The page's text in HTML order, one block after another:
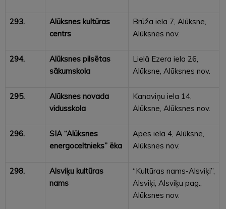
293.
Alūksnes kultūras
centrs
Brūža iela 7, Alūksne,
Alūksnes nov.
294.
Alūksnes pilsētas
sākumskola
Lielā Ezera iela 26,
Alūksne, Alūksnes nov.
295.
Alūksnes novada
vidusskola
Kanaviņu iela 14,
Alūksne, Alūksnes nov.
296.
SIA “Alūksnes
energoceltnieks” ēka
Apes iela 4, Alūksne,
Alūksnes nov.
298.
Alsviķu kultūras
nams
“Kultūras nams-Alsviķi”,
Alsviķi, Alsviķu pag.,
Alūksnes nov.